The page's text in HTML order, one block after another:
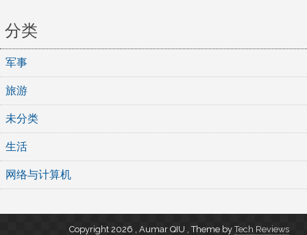
分类
军事
旅游
未分类
生活
网络与计算机
Copyright 2026 , Aumar QIU ,Theme byTech Reviews